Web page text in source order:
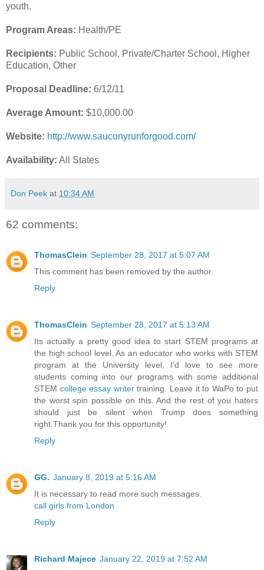
youth.
Program Areas: Health/PE
Recipients: Public School, Private/Charter School, Higher
Education, Other
Proposal Deadline: 6/12/11
Average Amount: $10,000.00
Website: http://www.sauconyrunforgood.com/
Availability: All States
Don Peek at 10:34 AM
62 comments:
ThomasClein September 28, 2017 at 5:07 AM
This comment has been removed by the author.
Reply
ThomasClein September 28, 2017 at 5:13 AM
Its actually a pretty good idea to start STEM programs at
the high school level. As an educator who works with STEM
program at the University level, I'd love to see more
students coming into our programs with some additional
STEM college essay writertraining. Leave it to WaPo to put
the worst spin possible on this. And the rest of you haters
should just be silent when Trump does something
right.Thank you for this opportunity!
Reply
GG. January 8, 2019 at 5:16 AM
It is necessary to read more such messages.
call girls from London
Reply
Richard Majece January 22, 2019 at 7:52 AM